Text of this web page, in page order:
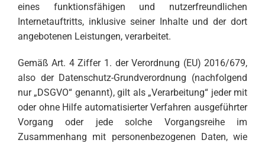
eines funktionsfähigen und nutzerfreundlichen
Internetauftritts, inklusive seiner Inhalte und der dort
angebotenen Leistungen, verarbeitet.
Gemäß Art. 4 Ziffer 1. der Verordnung (EU) 2016/679,
also der Datenschutz-Grundverordnung (nachfolgend
nur „DSGVO“ genannt), gilt als „Verarbeitung“ jeder mit
oder ohne Hilfe automatisierter Verfahren ausgeführter
Vorgang oder jede solche Vorgangsreihe im
Zusammenhang mit personenbezogenen Daten, wie